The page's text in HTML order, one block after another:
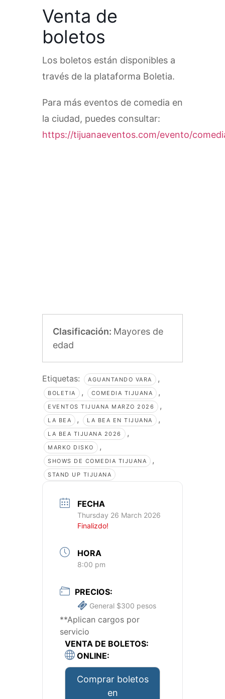
Venta de
boletos
Los boletos están disponibles a
través de la plataforma Boletia.
Para más eventos de comedia en
la ciudad, puedes consultar:
https://tijuanaeventos.com/evento/
Clasificación: Mayores de
edad
Etiquetas: AGUANTANDO VARA ,
BOLETIA , COMEDIA TIJUANA ,
EVENTOS TIJUANA MARZO 2026 ,
LA BEA , LA BEA EN TIJUANA ,
LA BEA TIJUANA 2026 ,
MARKO DISKO ,
SHOWS DE COMEDIA TIJUANA ,
STAND UP TIJUANA
FECHA
Thursday 26 March 2026
Finalizdo!
HORA
8:00 pm
PRECIOS:
General $300 pesos
**Aplican cargos por
servicio
VENTA DE BOLETOS:
ONLINE:
Comprar boletos
en